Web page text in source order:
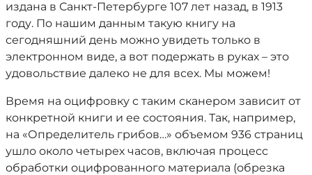
издана в Санкт-Петербурге 107 лет назад, в 1913
году. По нашим данным такую книгу на
сегодняшний день можно увидеть только в
электронном виде, а вот подержать в руках – это
удовольствие далеко не для всех. Мы можем!
Время на оцифровку с таким сканером зависит от
конкретной книги и ее состояния. Так, например,
на «Определитель грибов…» объемом 936 страниц
ушло около четырех часов, включая процесс
обработки оцифрованного материала (обрезка